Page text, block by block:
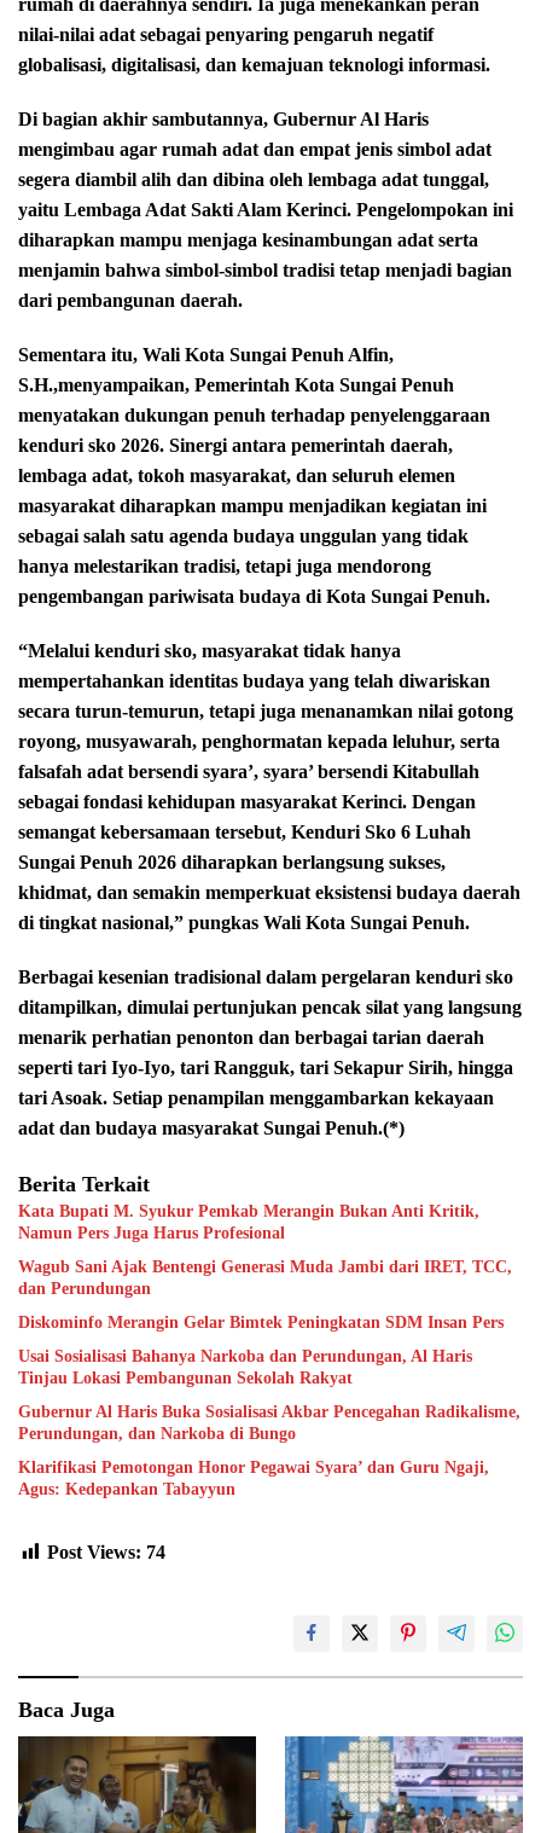
nilai-nilai adat sebagai penyaring pengaruh negatif
globalisasi, digitalisasi, dan kemajuan teknologi informasi.
Di bagian akhir sambutannya, Gubernur Al Haris
mengimbau agar rumah adat dan empat jenis simbol adat
segera diambil alih dan dibina oleh lembaga adat tunggal,
yaitu Lembaga Adat Sakti Alam Kerinci. Pengelompokan ini
diharapkan mampu menjaga kesinambungan adat serta
menjamin bahwa simbol-simbol tradisi tetap menjadi bagian
dari pembangunan daerah.
Sementara itu, Wali Kota Sungai Penuh Alfin,
S.H.,menyampaikan, Pemerintah Kota Sungai Penuh
menyatakan dukungan penuh terhadap penyelenggaraan
kenduri sko 2026. Sinergi antara pemerintah daerah,
lembaga adat, tokoh masyarakat, dan seluruh elemen
masyarakat diharapkan mampu menjadikan kegiatan ini
sebagai salah satu agenda budaya unggulan yang tidak
hanya melestarikan tradisi, tetapi juga mendorong
pengembangan pariwisata budaya di Kota Sungai Penuh.
“Melalui kenduri sko, masyarakat tidak hanya
mempertahankan identitas budaya yang telah diwariskan
secara turun-temurun, tetapi juga menanamkan nilai gotong
royong, musyawarah, penghormatan kepada leluhur, serta
falsafah adat bersendi syara’, syara’ bersendi Kitabullah
sebagai fondasi kehidupan masyarakat Kerinci. Dengan
semangat kebersamaan tersebut, Kenduri Sko 6 Luhah
Sungai Penuh 2026 diharapkan berlangsung sukses,
khidmat, dan semakin memperkuat eksistensi budaya daerah
di tingkat nasional,” pungkas Wali Kota Sungai Penuh.
Berbagai kesenian tradisional dalam pergelaran kenduri sko
ditampilkan, dimulai pertunjukan pencak silat yang langsung
menarik perhatian penonton dan berbagai tarian daerah
seperti tari Iyo-Iyo, tari Rangguk, tari Sekapur Sirih, hingga
tari Asoak. Setiap penampilan menggambarkan kekayaan
adat dan budaya masyarakat Sungai Penuh.(*)
Berita Terkait
Kata Bupati M. Syukur Pemkab Merangin Bukan Anti Kritik,
Namun Pers Juga Harus Profesional
Wagub Sani Ajak Bentengi Generasi Muda Jambi dari IRET, TCC,
dan Perundungan
Diskominfo Merangin Gelar Bimtek Peningkatan SDM Insan Pers
Usai Sosialisasi Bahanya Narkoba dan Perundungan, Al Haris
Tinjau Lokasi Pembangunan Sekolah Rakyat
Gubernur Al Haris Buka Sosialisasi Akbar Pencegahan Radikalisme,
Perundungan, dan Narkoba di Bungo
Klarifikasi Pemotongan Honor Pegawai Syara’ dan Guru Ngaji,
Agus: Kedepankan Tabayyun
Post Views: 74
Baca Juga